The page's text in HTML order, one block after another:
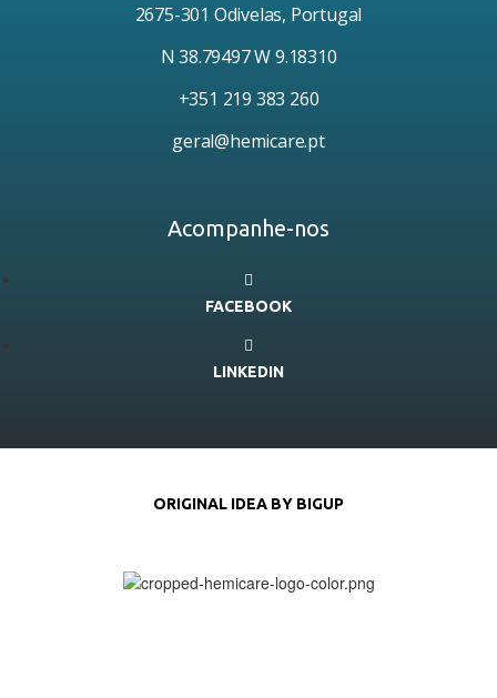
2675-301 Odivelas, Portugal
N 38.79497 W 9.18310
+351 219 383 260
geral@hemicare.pt
Acompanhe-nos
FACEBOOK
LINKEDIN
ORIGINAL IDEA BY BIGUP